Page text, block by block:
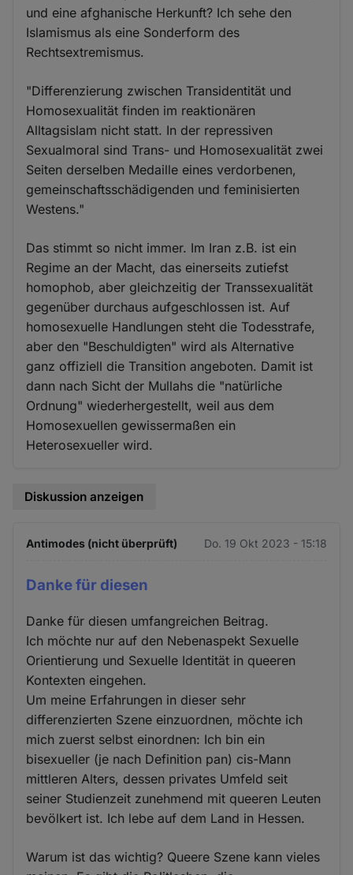
und eine afghanische Herkunft? Ich sehe den
Islamismus als eine Sonderform des
Rechtsextremismus.
"Differenzierung zwischen Transidentität und
Homosexualität finden im reaktionären
Alltagsislam nicht statt. In der repressiven
Sexualmoral sind Trans- und Homosexualität zwei
Seiten derselben Medaille eines verdorbenen,
gemeinschaftsschädigenden und feminisierten
Westens."
Das stimmt so nicht immer. Im Iran z.B. ist ein
Regime an der Macht, das einerseits zutiefst
homophob, aber gleichzeitig der Transsexualität
gegenüber durchaus aufgeschlossen ist. Auf
homosexuelle Handlungen steht die Todesstrafe,
aber den "Beschuldigten" wird als Alternative
ganz offiziell die Transition angeboten. Damit ist
dann nach Sicht der Mullahs die "natürliche
Ordnung" wiederhergestellt, weil aus dem
Homosexuellen gewissermaßen ein
Heterosexueller wird.
Diskussion anzeigen
Antimodes (nicht überprüft) Do. 19 Okt 2023 - 15:18
Danke für diesen
Danke für diesen umfangreichen Beitrag.
Ich möchte nur auf den Nebenaspekt Sexuelle
Orientierung und Sexuelle Identität in queeren
Kontexten eingehen.
Um meine Erfahrungen in dieser sehr
differenzierten Szene einzuordnen, möchte ich
mich zuerst selbst einordnen: Ich bin ein
bisexueller (je nach Definition pan) cis-Mann
mittleren Alters, dessen privates Umfeld seit
seiner Studienzeit zunehmend mit queeren Leuten
bevölkert ist. Ich lebe auf dem Land in Hessen.
Warum ist das wichtig? Queere Szene kann vieles